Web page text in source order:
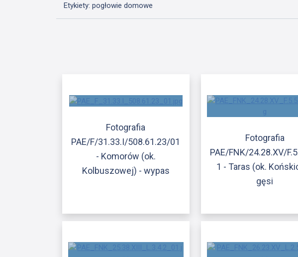
Etykiety: pogłowie domowe
Fotografia
PAE/F/31.33.I/508.61.23/01
- Komorów (ok.
Kolbuszowej) - wypas
Fotografia
PAE/FNK/24.28.XV/
1 - Taras (ok.
gęsi